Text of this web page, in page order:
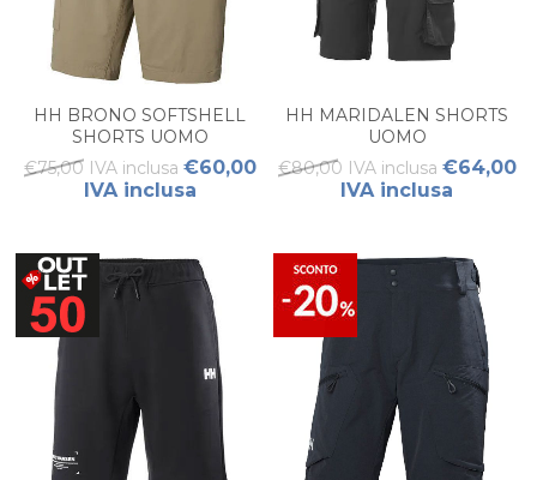
HH BRONO SOFTSHELL
SHORTS UOMO
€75,00 IVA inclusa €60,00
IVA inclusa
HH MARIDALEN SHORTS
UOMO
€80,00 IVA inclusa €64,00
IVA inclusa